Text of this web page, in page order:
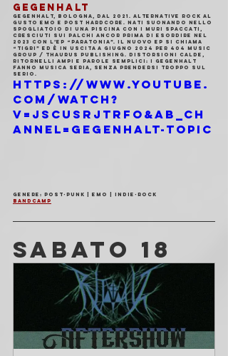
GEGENHALT
Gegenhalt, Bologna, dal 2021. Alternative rock al
gusto emo e post hardcore. Nati suonando nello
spogliatoio di una piscina con i muri spaccati,
cresciuti sui palchi ancor prima di esordire nel
2023 con l’EP “Paratonia”. Il nuovo EP si chiama
“TIGRI” ed è in uscita a Giugno 2024 per 404 Music
Group / Thaurus Publishing. Distorsioni calde,
ritornelli ampi e parole semplici: i Gegenhalt
fanno musica seria, senza prendersi troppo sul
serio.
https://www.youtube.
com/watch?
v=JsCUSrjtrFo&ab_ch
annel=Gegenhalt-Topic
Genere: Post-Punk | Emo | Indie-rock
Bandcamp
SABATO 18